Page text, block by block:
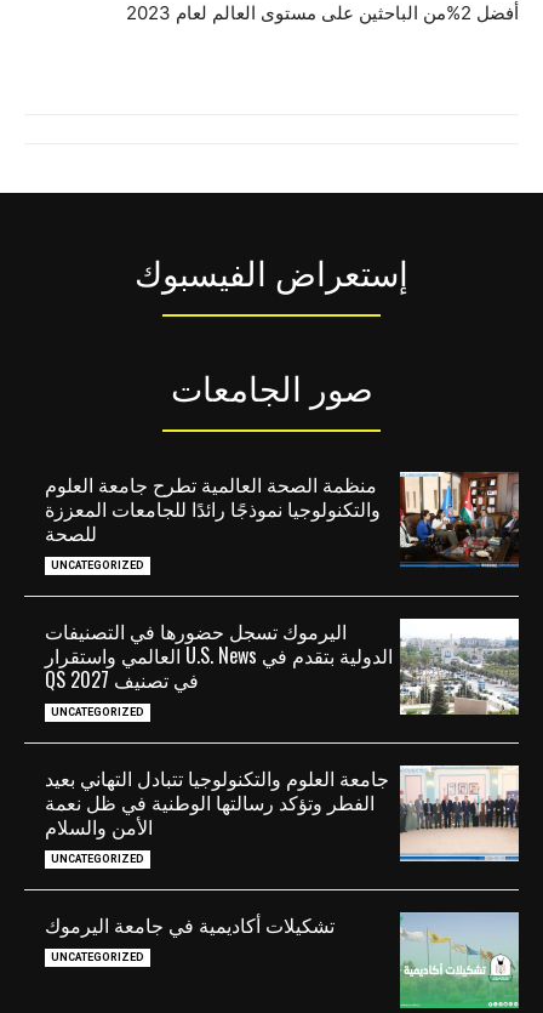
أفضل 2%من الباحثين على مستوى العالم لعام 2023
إستعراض الفيسبوك
صور الجامعات
منظمة الصحة العالمية تطرح جامعة العلوم
والتكنولوجيا نموذجًا رائدًا للجامعات المعززة
للصحة
UNCATEGORIZED
اليرموك تسجل حضورها في التصنيفات
الدولية بتقدم في U.S. News العالمي واستقرار
في تصنيف QS 2027
UNCATEGORIZED
جامعة العلوم والتكنولوجيا تتبادل التهاني بعيد
الفطر وتؤكد رسالتها الوطنية في ظل نعمة
الأمن والسلام
UNCATEGORIZED
تشكيلات أكاديمية في جامعة اليرموك
UNCATEGORIZED